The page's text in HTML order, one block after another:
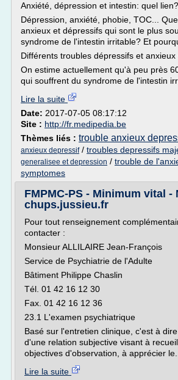
Anxiété, dépression et intestin: quel lien?
Dépression, anxiété, phobie, TOC...
anxieux et dépressifs qui sont le plus
syndrome de l'intestin irritable? Et
Différents troubles dépressifs et anxieux
On estime actuellement qu'à peu près
qui souffrent du syndrome de l'intestin
Lire la suite
Date: 2017-07-05 08:17:12
Site : http://fr.medipedia.be
Thèmes liés : trouble anxieux
anxieux depressif/ troubles depressifs
generalisee et depression / trouble de
symptomes
FMPMC-PS - Minimum vital -
chups.jussieu.fr
Pour tout renseignement
contacter :
Monsieur ALLILAIRE Jean-François
Service de Psychiatrie de l'Adulte
Bâtiment Philippe Chaslin
Tél. 01 42 16 12 30
Fax. 01 42 16 12 36
23.1 L'examen psychiatrique
Basé sur l'entretien clinique, c'est à
d'une relation subjective visant à
objectives d'observation, à apprécier le...
Lire la suite